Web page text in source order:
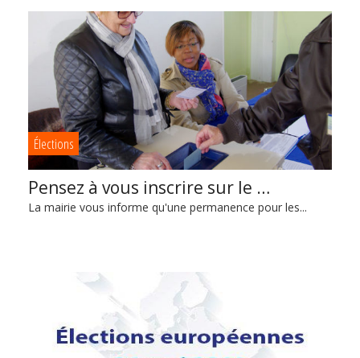
Élections
Pensez à vous inscrire sur le …
La mairie vous informe qu'une permanence pour les...